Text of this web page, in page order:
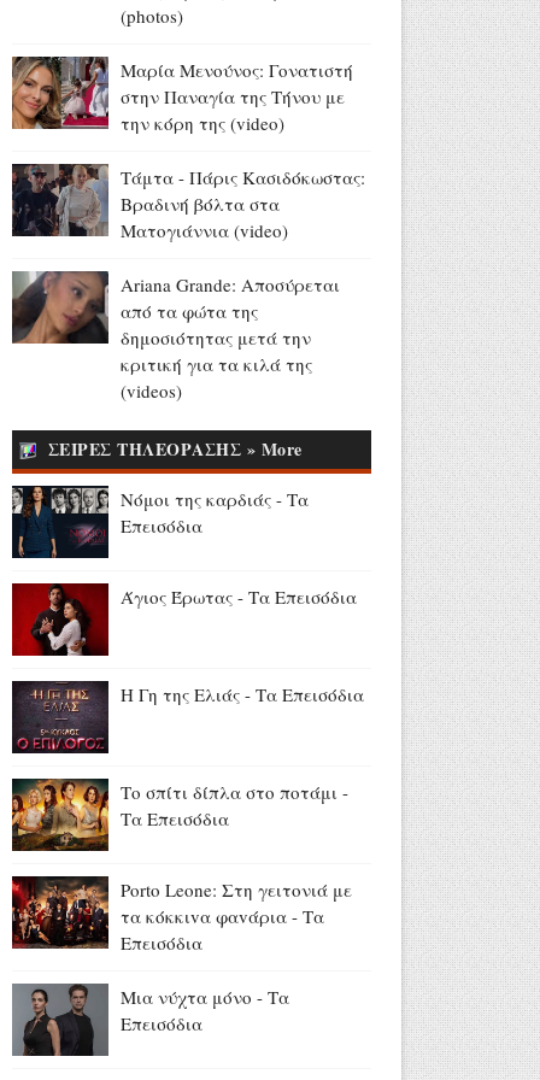
ΔΥΠΑ: Επιπλέον 8.000
πρόγραμμα απασχόλησης
ανέργων 55 ετών και άνω
Αύγουστος 05, 2026
13 και 15 Αυγούστου: Η ΕΡΤ
στην Ίμβρο για τον
Δεκαπενταύγουστο και την
Ιερωσύνης του Οικουμενικού
Πατριάρχου
Αύγουστος 05, 2026
Σταματίνα Τσιμτσιλή από
κρύβεται στις μικρές στιγμές
που μας κάνουν να
χαμογελάμε» (photos)
Αύγουστος 05, 2026
στη Θεσσαλονίκη, τον
Αύγουστος 05, 2026
υλικό από τα γυρίσματα
(trailer+photos)
Conference League - Live στον
ΣΚΑΪ: Παναθηναϊκός - ΤΣΣΚΑ
1948 (5/8, 21:30)
(photos)
Μαρία Μενούνος: Γονατιστή
στην Παναγία της Τήνου με
την κόρη της (video)
Τάμτα - Πάρις Κασιδόκωστας:
Βραδινή βόλτα στα
Ματογιάννια (video)
Ariana Grande: Αποσύρεται
από τα φώτα της
δημοσιότητας μετά την
κριτική για τα κιλά της
(videos)
ΣΕΙΡΕΣ ΤΗΛΕΟΡΑΣΗΣ » More
Νόμοι της καρδιάς - Τα
Επεισόδια
Άγιος Έρωτας - Τα Επεισόδια
Η Γη της Ελιάς - Τα Επεισόδια
Το σπίτι δίπλα στο ποτάμι -
Τα Επεισόδια
Porto Leone: Στη γειτονιά με
τα κόκκιvα φαvάρια - Τα
Επεισόδια
Μια νύχτα μόνο - Τα
Επεισόδια